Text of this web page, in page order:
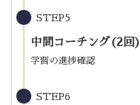
STEP5
中間コーチング(2回)
学習の進捗確認
STEP6